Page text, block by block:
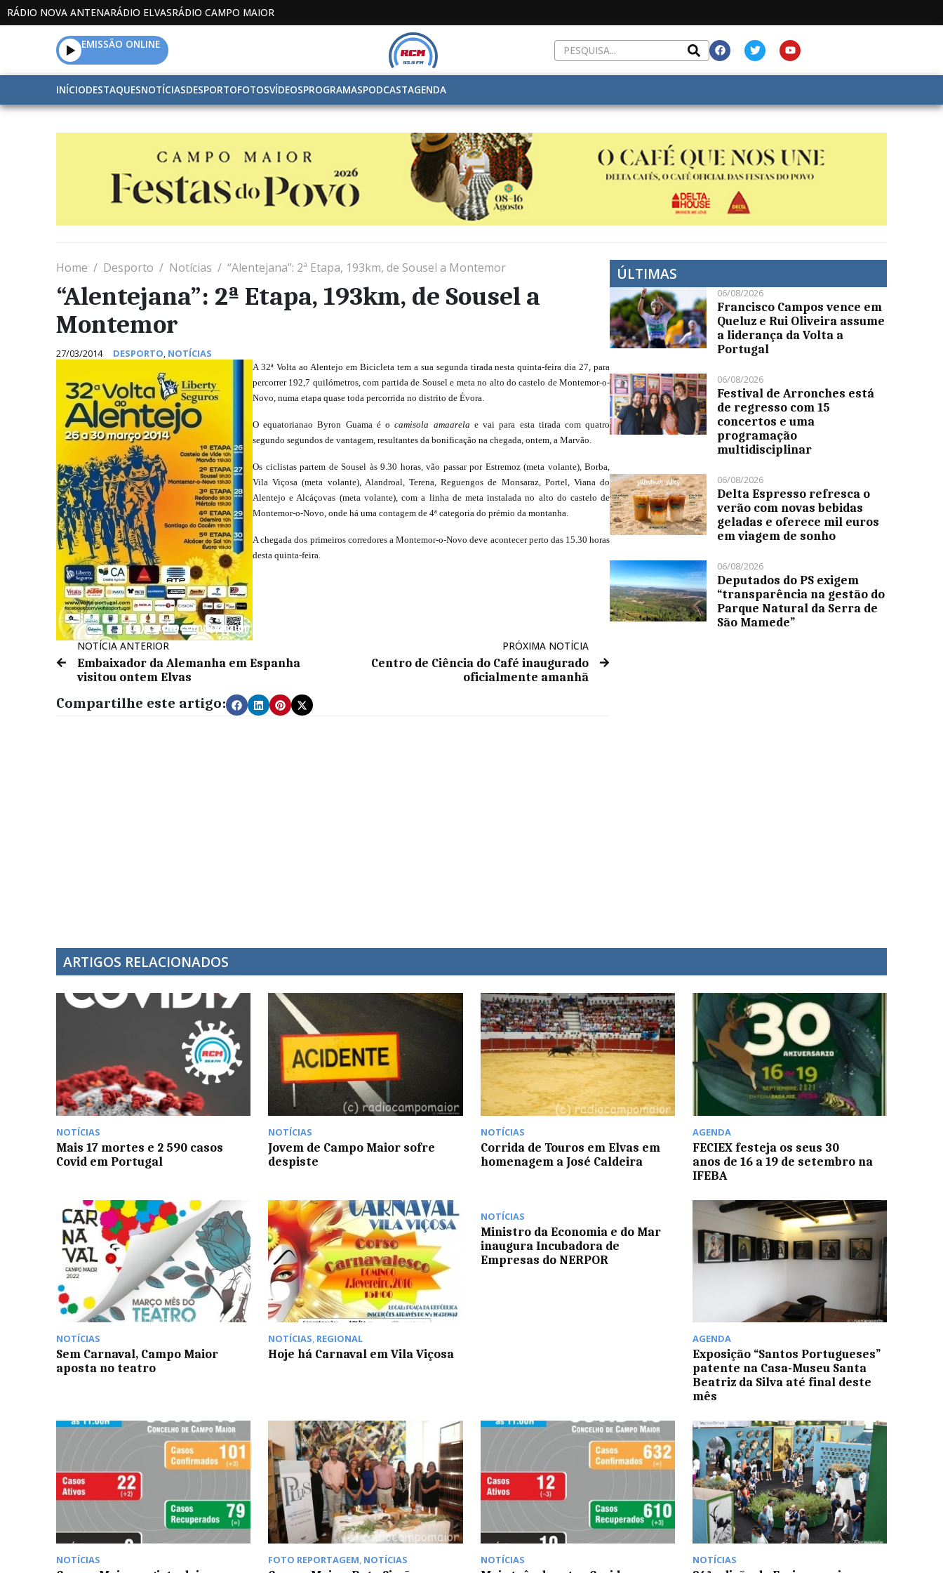
RÁDIO NOVA ANTENARÁDIO ELVASRÁDIO CAMPO MAIOR
EMISSÃO ONLINE
INÍCIODESTAQUESNOTÍCIASDESPORTOFOTOSVÍDEOSPROGRAMASPODCASTAGENDA
Home Desporto Notícias “Alentejana”: 2ª Etapa, 193km, de Sousel a Montemor
“Alentejana”: 2ª Etapa, 193km, de Sousel a
Montemor
27/03/2014 DESPORTO, NOTÍCIAS
A 32ª Volta ao Alentejo em Bicicleta tem a sua segunda tirada nesta quinta-feira dia 27, para
percorrer 192,7 quilómetros, com partida de Sousel e meta no alto do castelo de Montemor-o-
Novo, numa etapa quase toda percorrida no distrito de Évora.
O equatorianao Byron Guama é ocamisola amaarela e vai para esta tirada com quatro
segundo segundos de vantagem, resultantes da bonificação na chegada, ontem, a Marvão.
Os ciclistas partem de Sousel às 9.30 horas, vão passar por Estremoz (meta volante), Borba,
Vila Viçosa (meta volante), Alandroal, Terena, Reguengos de Monsaraz, Portel, Viana do
Alentejo e Alcáçovas (meta volante), com a linha de meta instalada no alto do castelo de
Montemor-o-Novo, onde há uma contagem de 4ª categoria do prémio da montanha.
A chegada dos primeiros corredores a Montemor-o-Novo deve acontecer perto das 15.30 horas
desta quinta-feira.
NOTÍCIA ANTERIOR
Embaixador da Alemanha em Espanha
visitou ontem Elvas
PRÓXIMA NOTÍCIA
Centro de Ciência do Café inaugurado
oficialmente amanhã
Compartilhe este artigo:
ÚLTIMAS
06/08/2026
Francisco Campos vence em
Queluz e Rui Oliveira assume
a liderança da Volta a
Portugal
06/08/2026
Festival de Arronches está
de regresso com 15
concertos e uma
programação
multidisciplinar
06/08/2026
Delta Espresso refresca o
verão com novas bebidas
geladas e oferece mil euros
em viagem de sonho
06/08/2026
Deputados do PS exigem
“transparência na gestão do
Parque Natural da Serra de
São Mamede”
ARTIGOS RELACIONADOS
NOTÍCIAS
Mais 17 mortes e 2 590 casos
Covid em Portugal
NOTÍCIAS
Jovem de Campo Maior sofre
despiste
NOTÍCIAS
Corrida de Touros em Elvas em
homenagem a José Caldeira
AGENDA
FECIEX festeja os seus 30
anos de 16 a 19 de setembro na
IFEBA
NOTÍCIAS
Sem Carnaval, Campo Maior
aposta no teatro
NOTÍCIAS, REGIONAL
Hoje há Carnaval em Vila Viçosa
NOTÍCIAS
Ministro da Economia e do Mar
inaugura Incubadora de
Empresas do NERPOR
AGENDA
Exposição “Santos Portugueses”
patente na Casa-Museu Santa
Beatriz da Silva até final deste
mês
NOTÍCIAS FOTO REPORTAGEM, NOTÍCIAS NOTÍCIAS NOTÍCIAS